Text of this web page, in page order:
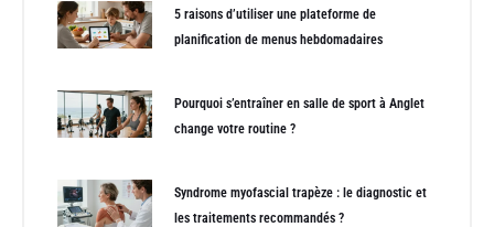
5 raisons d’utiliser une plateforme de
planification de menus hebdomadaires
Pourquoi s’entraîner en salle de sport à Anglet
change votre routine ?
Syndrome myofascial trapèze : le diagnostic et
les traitements recommandés ?